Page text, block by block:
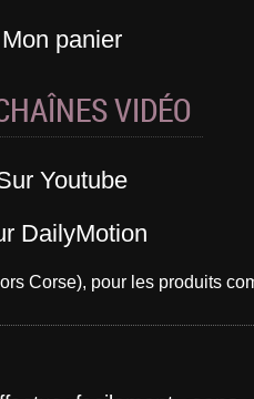
Mon panier
VIDÉO
Youtube
DailyMotion
Corse), pour les produits